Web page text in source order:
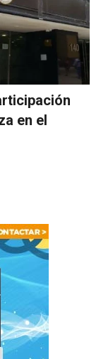
en el